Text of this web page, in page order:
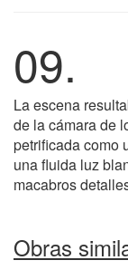
09.
La escena
de la cámara de
petrificada como
una fluida luz
macabros
Obras